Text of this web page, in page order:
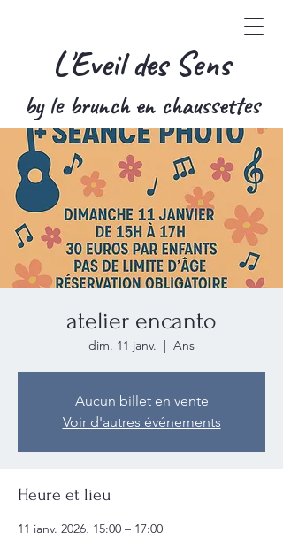
L'Eveil des Sens
by le brunch en chaussettes
atelier encanto
dim. 11 janv.
  |
Ans
Aucun billet en vente
Voir d'autres événements
Heure et lieu
11 janv. 2026, 15:00 – 17:00